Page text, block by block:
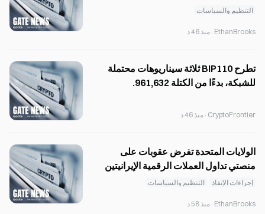
وضوح العملات الرقمية وسط غموض
التنظيم والسياسات
EthanBrooks
· منذ 46 د
تطرح BIP110 ثلاثة سيناريوهات محتملة
للشبكة، بدءًا من الكتلة 961,632.
CryptoFrontier
· منذ 46 د
الولايات المتحدة تفرض عقوبات على
منصتي تداول العملات الرقمية الإيرانيتين
Shelbit وAban Tether
إجراءات الإنفاذ التنظيم والسياسات
EthanBrooks
· منذ 58 د